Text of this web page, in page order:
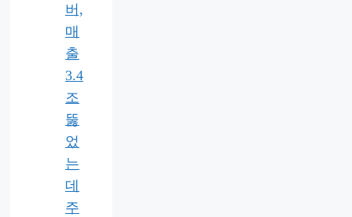
버,
매
출
3.4
조
뚫
었
는
데
주